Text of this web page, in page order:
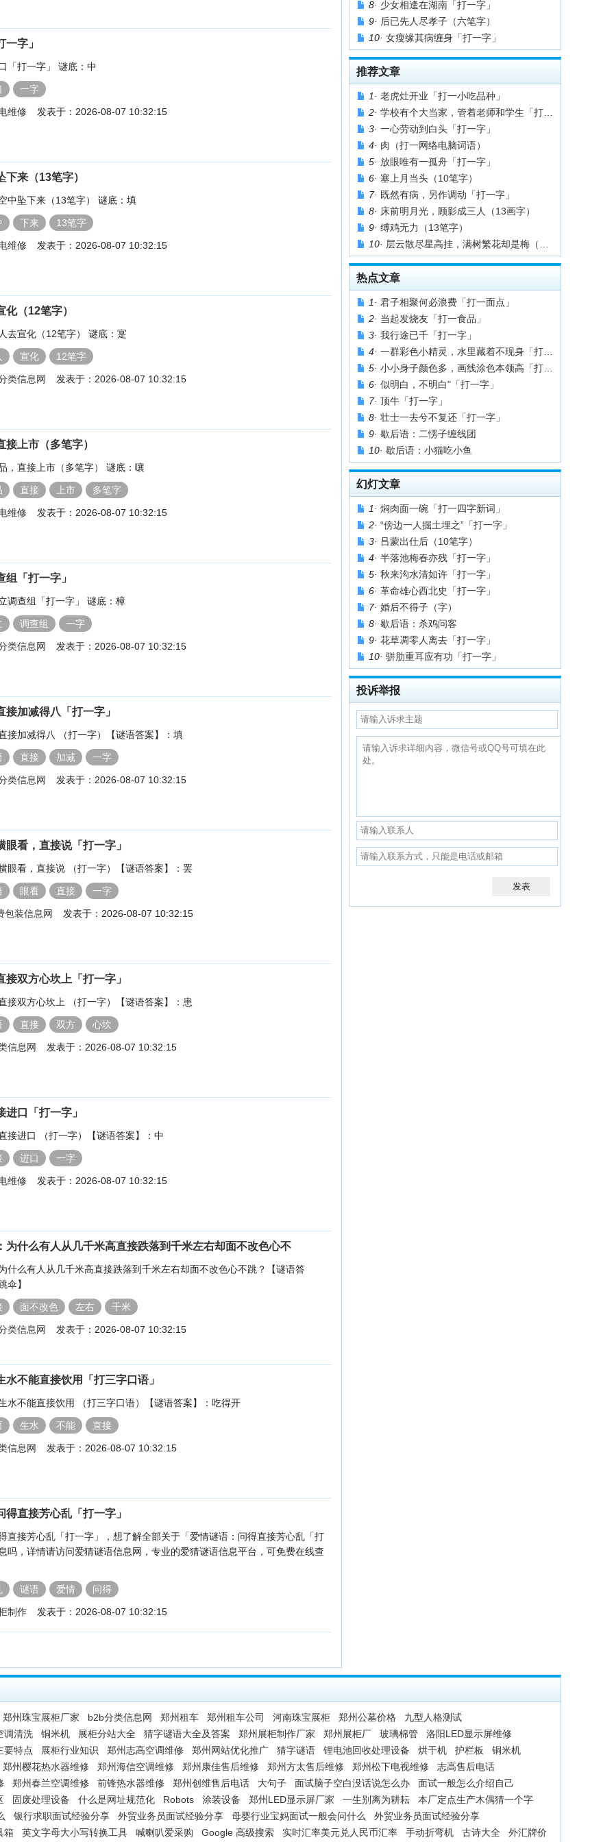
字」
「打一字」 谜底：中
一字
维修 发表于：2026-08-07 10:32:15
下来（13笔字）
中坠下来（13笔字） 谜底：填
下来 13笔字
维修 发表于：2026-08-07 10:32:15
化（12笔字）
去宣化（12笔字） 谜底：寔
宣化 12笔字
类信息网 发表于：2026-08-07 10:32:15
接上市（多笔字）
，直接上市（多笔字） 谜底：嚷
直接 上市 多笔字
维修 发表于：2026-08-07 10:32:15
组「打一字」
调查组「打一字」 谜底：樟
调查组 一字
类信息网 发表于：2026-08-07 10:32:15
接加减得八「打一字」
接加减得八 （打一字）【谜语答案】：填
直接 加减 一字
类信息网 发表于：2026-08-07 10:32:15
眼看，直接说「打一字」
眼看，直接说 （打一字）【谜语答案】：罢
眼看 直接 一字
包装信息网 发表于：2026-08-07 10:32:15
接双方心坎上「打一字」
接双方心坎上 （打一字）【谜语答案】：患
直接 双方 心坎
信息网 发表于：2026-08-07 10:32:15
进口「打一字」
接进口 （打一字）【谜语答案】：中
进口 一字
维修 发表于：2026-08-07 10:32:15
为什么有人从几千米高直接跌落到千米左右却面不改色心不
什么有人从几千米高直接跌落到千米左右却面不改色心不跳？【谜语答
伞】
面不改色 左右 千米
类信息网 发表于：2026-08-07 10:32:15
水不能直接饮用「打三字口语」
水不能直接饮用 （打三字口语）【谜语答案】：吃得开
生水 不能 直接
信息网 发表于：2026-08-07 10:32:15
得直接芳心乱「打一字」
直接芳心乱「打一字」，想了解全部关于「爱情谜语：问得直接芳心乱「打
吗，详情请访问爱猜谜语信息网，专业的爱猜谜语信息平台，可免费在线查
谜语 爱情 问得
制作 发表于：2026-08-07 10:32:15
8· 少女相逢在湖南「打一字」
9· 后已先人尽孝子（六笔字）
10· 女瘦缘其病缠身「打一字」
推荐文章
1· 老虎灶开业「打一小吃品种」
2· 学校有个大当家，管着老师和学生「打一职位」
3· 一心劳动到白头「打一字」
4· 肉（打一网络电脑词语）
5· 放眼唯有一孤舟「打一字」
6· 塞上月当头（10笔字）
7· 既然有病，另作调动「打一字」
8· 床前明月光，顾影成三人（13画字）
9· 缚鸡无力（13笔字）
10· 层云散尽星高挂，满树繁花却是梅（14画字）
热点文章
1· 君子相聚何必浪费「打一面点」
2· 当起发烧友「打一食品」
3· 我行途已千「打一字」
4· 一群彩色小精灵，水里藏着不现身「打一绘画时用的材料」
5· 小小身子颜色多，画线涂色本领高「打一文具」
6· 似明白，不明白"「打一字」
7· 顶牛「打一字」
8· 壮士一去兮不复还「打一字」
9· 歇后语：二愣子缠线团
10· 歇后语：小猫吃小鱼
幻灯文章
1· 焖肉面一碗「打一四字新词」
2· “傍边一人掘土埋之”「打一字」
3· 吕蒙出仕后（10笔字）
4· 半落池梅春亦残「打一字」
5· 秋来沟水清如许「打一字」
6· 革命雄心西北史「打一字」
7· 婚后不得子（字）
8· 歇后语：杀鸡问客
9· 花草凋零人离去「打一字」
10· 骈肋重耳应有功「打一字」
投诉举报
郑州珠宝展柜厂家 b2b分类信息网 郑州租车 郑州租车公司 河南珠宝展柜 郑州公墓价格
九型人格测试
调清洗
铜米机 展柜分站大全 猜字谜语大全及答案 郑州展柜制作厂家 郑州展柜厂 玻璃棉管
洛阳LED显示屏维修
要特点
展柜行业知识 郑州志高空调维修 郑州网站优化推广 猜字谜语 锂电池回收处理设备 烘干机 护栏板
铜米机
郑州樱花热水器维修
郑州海信空调维修 郑州康佳售后维修 郑州方太售后维修 郑州松下电视维修
志高售后电话
郑州春兰空调维修 前锋热水器维修 郑州创维售后电话 大句子 面试脑子空白没话说怎么办
面试一般怎么介绍自己
固废处理设备 什么是网址规范化 Robots 涂装设备 郑州LED显示屏厂家 一生别离为耕耘
本厂定点生产木偶猜一个字
银行求职面试经验分享 外贸业务员面试经验分享 母婴行业宝妈面试一般会问什么
外贸业务员面试经验分享
箱
英文字母大小写转换工具 喊喇叭爱采购 Google 高级搜索 实时汇率美元兑人民币汇率 手动折弯机 古诗大全 外汇牌价